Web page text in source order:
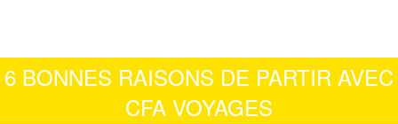
6 BONNES RAISONS DE PARTIR AVEC
CFA VOYAGES